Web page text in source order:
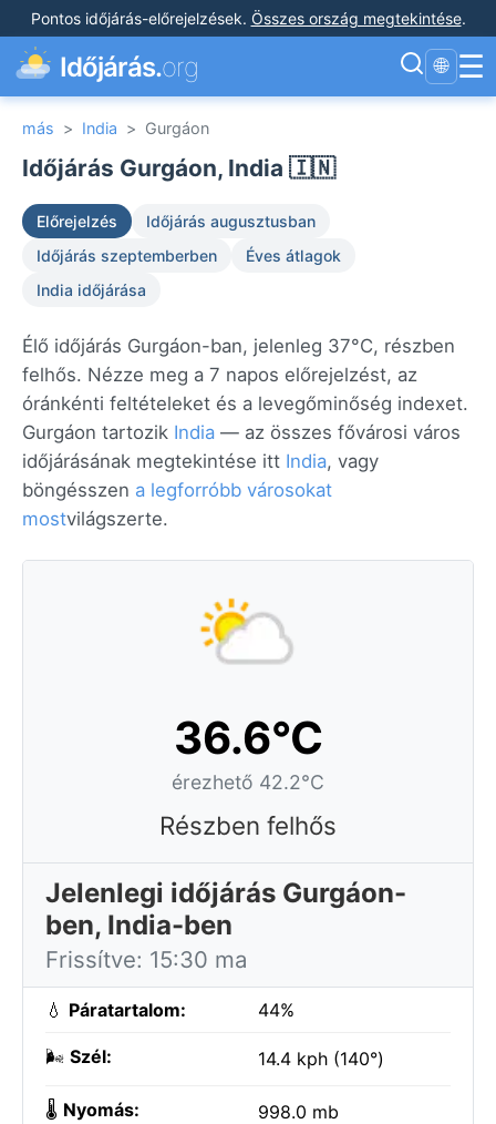
Pontos időjárás-előrejelzések. Összes ország megtekintése.
Időjárás.org 🌐 ☰
más > India > Gurgáon
Időjárás Gurgáon, India 🇮🇳
Előrejelzés
Időjárás augusztusban
Időjárás szeptemberben
Éves átlagok
India időjárása
Élő időjárás Gurgáon-ban, jelenleg 37°C, részben
felhős. Nézze meg a 7 napos előrejelzést, az
óránkénti feltételeket és a levegőminőség indexet.
Gurgáon tartozik India — az összes fővárosi város
időjárásának megtekintése itt India, vagy
böngésszen a legforróbb városokat
mostvilágszerte.
36.6°C
érezhető 42.2°C
Részben felhős
Jelenlegi időjárás Gurgáon-
ben, India-ben
Frissítve: 15:30 ma
💧 Páratartalom: 44%
🌬️ Szél: 14.4 kph (140°)
🌡️ Nyomás: 998.0 mb